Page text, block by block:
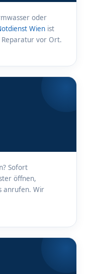
oder
Wien ist
vor Ort.
Sofort
öffnen,
anrufen. Wir